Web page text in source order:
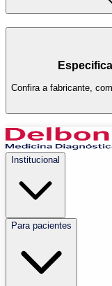
Confira a fabricante,
Institucional
Para pacientes